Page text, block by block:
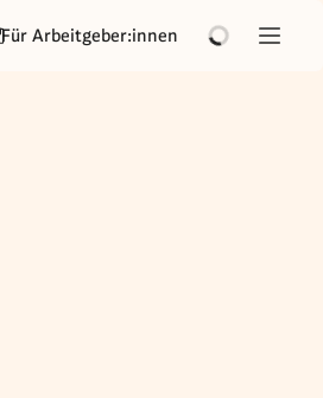
Für Arbeitgeber:innen